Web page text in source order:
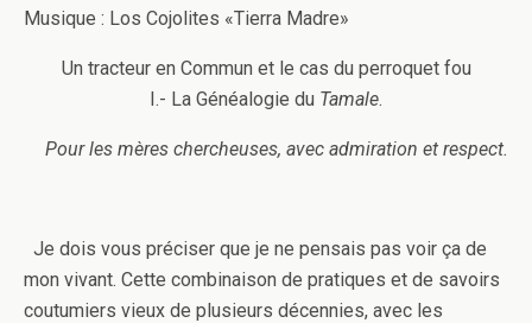
Musique : Los Cojolites «Tierra Madre»
Un tracteur en Commun et le cas du perroquet fou
I.- La Généalogie du Tamale.
Pour les mères chercheuses, avec admiration et respect.
Je dois vous préciser que je ne pensais pas voir ça de
mon vivant. Cette combinaison de pratiques et de savoirs
coutumiers vieux de plusieurs décennies, avec les